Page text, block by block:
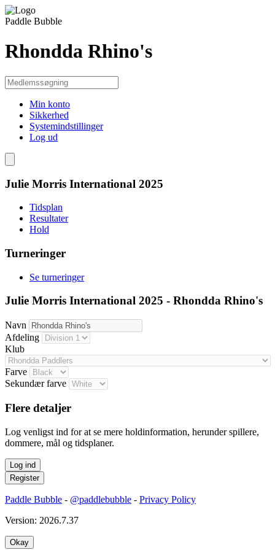
Paddle Bubble
Rhondda Rhino's
Min konto
Sikkerhed
Systemindstillinger
Log ud
Julie Morris International 2025
Tidsplan
Resultater
Hold
Turneringer
Se turneringer
Julie Morris International 2025 - Rhondda Rhino's
Navn
Afdeling
Klub
Farve
Sekundær farve
Flere detaljer
Log venligst ind for at se mere holdinformation, herunder spillere,
dommere, mål og tidsplaner.
Paddle Bubble - @paddlebubble - Privacy Policy
Version: 2026.7.37